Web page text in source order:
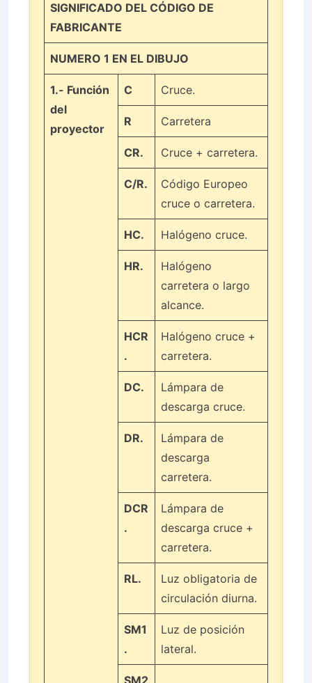
SIGNIFICADO DEL CÓDIGO DE
FABRICANTE
NUMERO 1 EN EL DIBUJO
1.- Función
del
proyector
C Cruce.
R Carretera
CR. Cruce + carretera.
C/R.
Código Europeo
cruce o carretera.
HC. Halógeno cruce.
HR.
Halógeno
carretera o largo
alcance.
HCR
.
Halógeno cruce +
carretera.
DC.
Lámpara de
descarga cruce.
DR.
Lámpara de
descarga
carretera.
DCR
.
Lámpara de
descarga cruce +
carretera.
RL.
Luz obligatoria de
circulación diurna.
SM1
.
Luz de posición
lateral.
SM2